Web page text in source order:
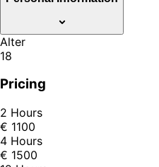
Alter
18
Pricing
2 Hours
€ 1100
4 Hours
€ 1500